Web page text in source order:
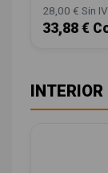
28,00 € Sin
33,88 €
INTERIOR